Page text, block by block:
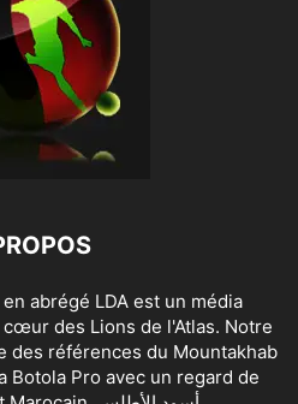
en abrégé LDA est un média
des Lions de l'Atlas. Notre
des références du Mountakhab